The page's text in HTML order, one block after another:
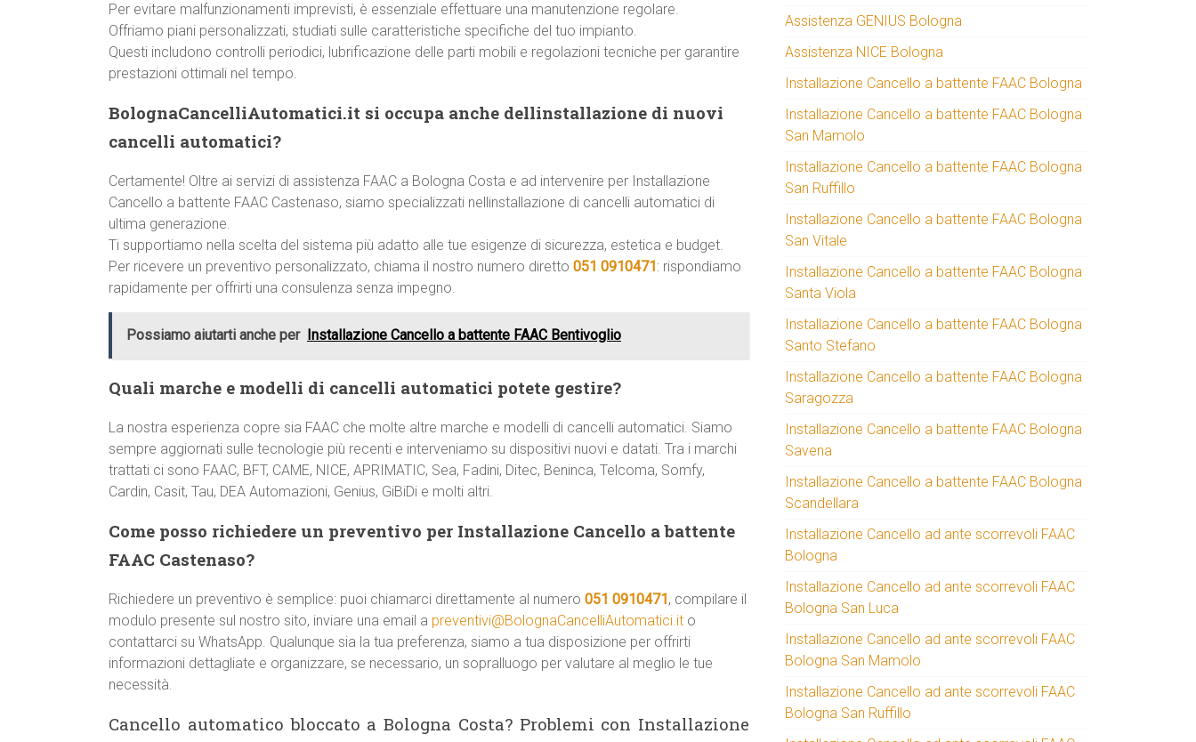
Per evitare malfunzionamenti imprevisti, è essenziale effettuare una manutenzione regolare.
Offriamo piani personalizzati, studiati sulle caratteristiche specifiche del tuo impianto.
Questi includono controlli periodici, lubrificazione delle parti mobili e regolazioni tecniche per garantire
prestazioni ottimali nel tempo.
BolognaCancelliAutomatici.it si occupa anche dellinstallazione di nuovi
cancelli automatici?
Certamente! Oltre ai servizi di assistenza FAAC a Bologna Costa e ad intervenire per Installazione
Cancello a battente FAAC Castenaso, siamo specializzati nellinstallazione di cancelli automatici di
ultima generazione.
Ti supportiamo nella scelta del sistema più adatto alle tue esigenze di sicurezza, estetica e budget.
Per ricevere un preventivo personalizzato, chiama il nostro numero diretto 051 0910471: rispondiamo
rapidamente per offrirti una consulenza senza impegno.
Possiamo aiutarti anche per Installazione Cancello a battente FAAC Bentivoglio
Quali marche e modelli di cancelli automatici potete gestire?
La nostra esperienza copre sia FAAC che molte altre marche e modelli di cancelli automatici. Siamo
sempre aggiornati sulle tecnologie più recenti e interveniamo su dispositivi nuovi e datati. Tra i marchi
trattati ci sono FAAC, BFT, CAME, NICE, APRIMATIC, Sea, Fadini, Ditec, Beninca, Telcoma, Somfy,
Cardin, Casit, Tau, DEA Automazioni, Genius, GiBiDi e molti altri.
Come posso richiedere un preventivo per Installazione Cancello a battente
FAAC Castenaso?
Richiedere un preventivo è semplice: puoi chiamarci direttamente al numero 051 0910471, compilare il
modulo presente sul nostro sito, inviare una email a preventivi@BolognaCancelliAutomatici.it o
contattarci su WhatsApp. Qualunque sia la tua preferenza, siamo a tua disposizione per offrirti
informazioni dettagliate e organizzare, se necessario, un sopralluogo per valutare al meglio le tue
necessità.
Cancello automatico bloccato a Bologna Costa? Problemi con Installazione
Assistenza GENIUS Bologna
Assistenza NICE Bologna
Installazione Cancello a battente FAAC Bologna
Installazione Cancello a battente FAAC Bologna
San Mamolo
Installazione Cancello a battente FAAC Bologna
San Ruffillo
Installazione Cancello a battente FAAC Bologna
San Vitale
Installazione Cancello a battente FAAC Bologna
Santa Viola
Installazione Cancello a battente FAAC Bologna
Santo Stefano
Installazione Cancello a battente FAAC Bologna
Saragozza
Installazione Cancello a battente FAAC Bologna
Savena
Installazione Cancello a battente FAAC Bologna
Scandellara
Installazione Cancello ad ante scorrevoli FAAC
Bologna
Installazione Cancello ad ante scorrevoli FAAC
Bologna San Luca
Installazione Cancello ad ante scorrevoli FAAC
Bologna San Mamolo
Installazione Cancello ad ante scorrevoli FAAC
Bologna San Ruffillo